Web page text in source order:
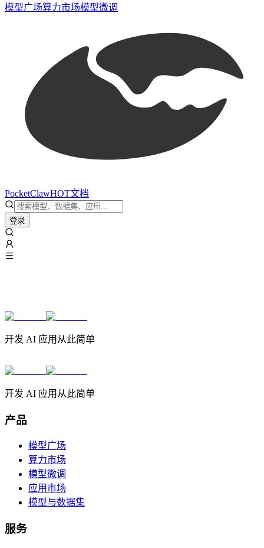
模型广场算力市场模型微调
PocketClawHOT文档
登录
开发 AI 应用从此简单
开发 AI 应用从此简单
产品
模型广场
算力市场
模型微调
应用市场
模型与数据集
服务